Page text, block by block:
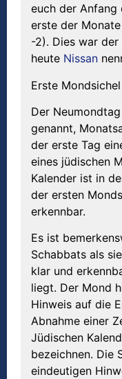
euch der Anfang
erste der Monate
-2). Dies war
heute Nissan
Erste
Der
genannt,
der erste Tag
eines jüdischen
Kalender ist in
der ersten
erkennbar.
Es ist
Schabbats als
klar und
liegt. Der Mond
Hinweis auf die
Abnahme einer
Jüdischen
bezeichnen. Die
eindeutigen